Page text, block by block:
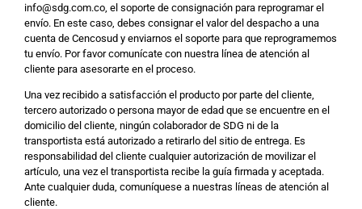
info@sdg.com.co, el soporte de consignación para reprogramar el
envío. En este caso, debes consignar el valor del despacho a una
cuenta de Cencosud y enviarnos el soporte para que reprogramemos
tu envío. Por favor comunícate con nuestra línea de atención al
cliente para asesorarte en el proceso.
Una vez recibido a satisfacción el producto por parte del cliente,
tercero autorizado o persona mayor de edad que se encuentre en el
domicilio del cliente, ningún colaborador de SDG ni de la
transportista está autorizado a retirarlo del sitio de entrega. Es
responsabilidad del cliente cualquier autorización de movilizar el
artículo, una vez el transportista recibe la guía firmada y aceptada.
Ante cualquier duda, comuníquese a nuestras líneas de atención al
cliente.